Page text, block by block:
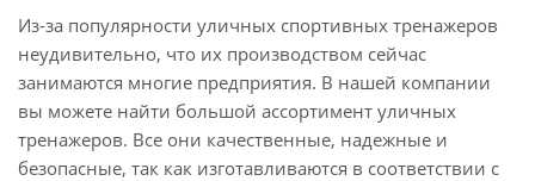
Из-за популярности уличных спортивных тренажеров
неудивительно, что их производством сейчас
занимаются многие предприятия. В нашей компании
вы можете найти большой ассортимент уличных
тренажеров. Все они качественные, надежные и
безопасные, так как изготавливаются в соответствии с